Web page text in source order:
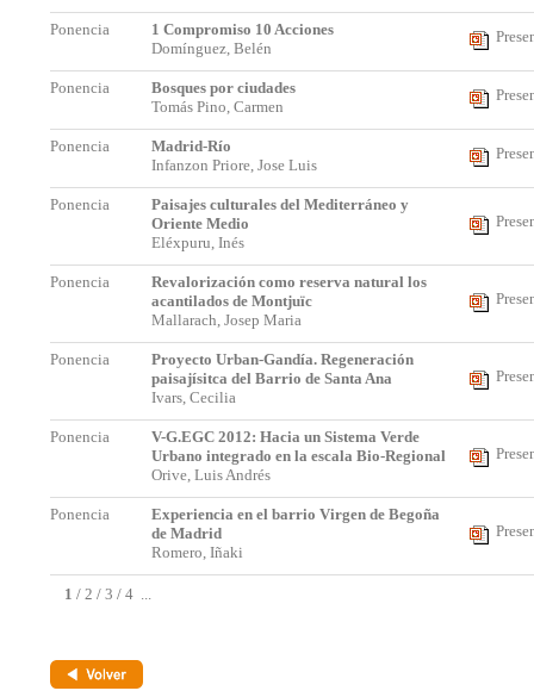
Ponencia
1 Compromiso 10 Acciones
Domínguez, Belén
Ponencia
Bosques por ciudades
Tomás Pino, Carmen
Ponencia
Madrid-Río
Infanzon Priore, Jose Luis
Ponencia
Paisajes culturales del Mediterráneo y
Oriente Medio
Eléxpuru, Inés
Ponencia
Revalorización como reserva natural los
acantilados de Montjuïc
Mallarach, Josep Maria
Ponencia
Proyecto Urban-Gandía. Regeneración
paisajísitca del Barrio de Santa Ana
Ivars, Cecilia
Ponencia
V-G.EGC 2012: Hacia un Sistema Verde
Urbano integrado en la escala Bio-Regional
Orive, Luis Andrés
Ponencia
Experiencia en el barrio Virgen de Begoña
de Madrid
Romero, Iñaki
1 / 2 / 3 / 4 ...